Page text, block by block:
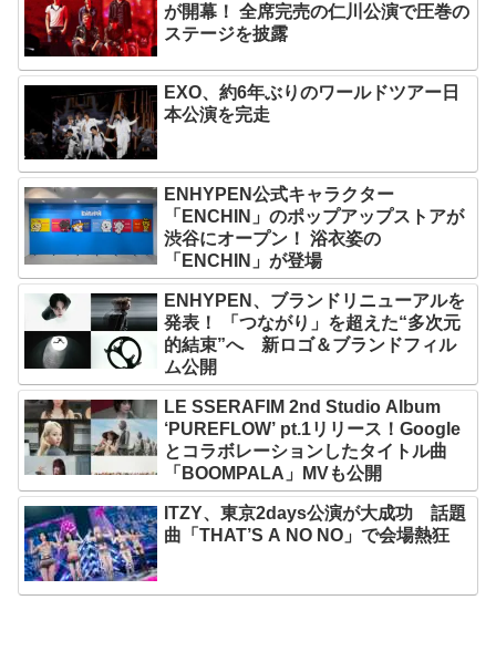
が開幕！ 全席完売の仁川公演で圧巻の
ステージを披露
EXO、約6年ぶりのワールドツアー日
本公演を完走
ENHYPEN公式キャラクター
「ENCHIN」のポップアップストアが
渋谷にオープン！ 浴衣姿の
「ENCHIN」が登場
ENHYPEN、ブランドリニューアルを
発表！ 「つながり」を超えた“多次元
的結束”へ 新ロゴ＆ブランドフィル
ム公開
LE SSERAFIM 2nd Studio Album
‘PUREFLOW’ pt.1リリース！Google
とコラボレーションしたタイトル曲
「BOOMPALA」MVも公開
ITZY、東京2days公演が大成功 話題
曲「THAT’S A NO NO」で会場熱狂